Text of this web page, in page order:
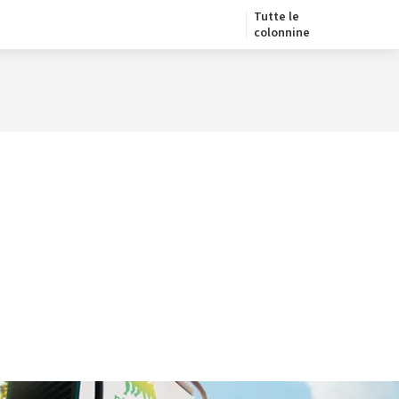
Tutte le
colonnine